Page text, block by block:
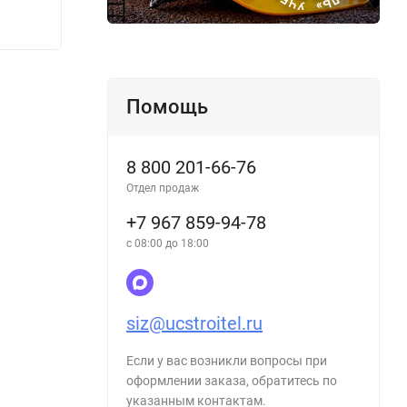
700₽ 700
Помощь
8 800 201-66-76
Отдел продаж
+7 967 859-94-78
с 08:00 до 18:00
siz@ucstroitel.ru
Если у вас возникли вопросы при
оформлении заказа, обратитесь по
указанным контактам.